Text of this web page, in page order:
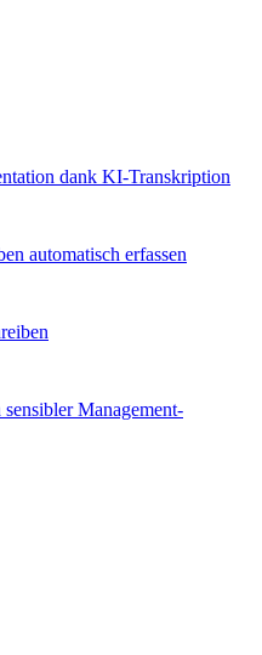
dank KI-Transkription
automatisch erfassen
Management-